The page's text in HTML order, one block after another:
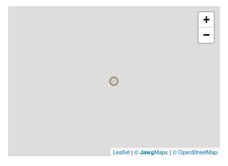
+
−
Leaflet | © JawgMaps | © OpenStreetMap